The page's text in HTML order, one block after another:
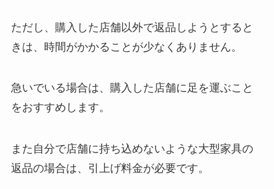
ただし、購入した店舗以外で返品しようとすると
きは、時間がかかることが少なくありません。
急いでいる場合は、購入した店舗に足を運ぶこと
をおすすめします。
また自分で店舗に持ち込めないような大型家具の
返品の場合は、引上げ料金が必要です。